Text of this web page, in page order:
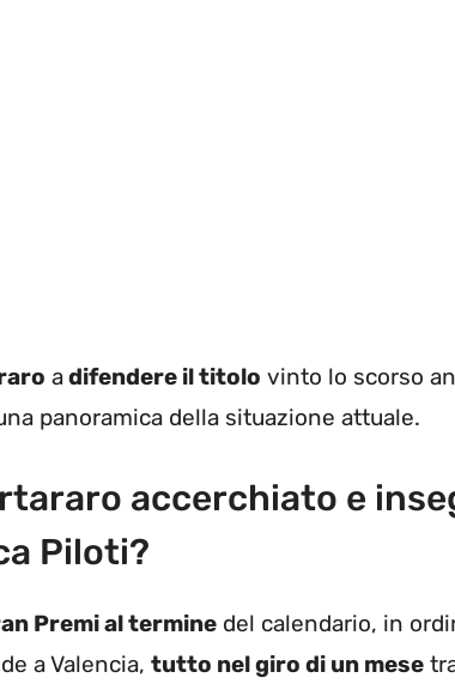
adifendere il titolo vinto lo scorso
panoramica della situazione attuale.
accerchiato e
Piloti?
Premi al termine del calendario, in
a Valencia, tutto nel giro di un mese